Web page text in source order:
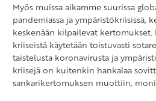
Myös muissa aikamme suurissa
pandemiassa ja ympäristökriisissä,
keskenään kilpailevat kertomukset.
kriiseistä käytetään toistuvasti
taistelusta koronavirusta ja
kriisejä on kuitenkin hankalaa
sankarikertomuksen muottiin,